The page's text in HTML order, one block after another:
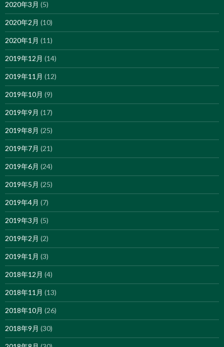
2020年3月 (5)
2020年2月 (10)
2020年1月 (11)
2019年12月 (14)
2019年11月 (12)
2019年10月 (9)
2019年9月 (17)
2019年8月 (25)
2019年7月 (21)
2019年6月 (24)
2019年5月 (25)
2019年4月 (7)
2019年3月 (5)
2019年2月 (2)
2019年1月 (3)
2018年12月 (4)
2018年11月 (13)
2018年10月 (26)
2018年9月 (30)